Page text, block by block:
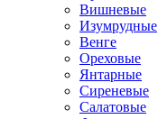
Вишневые
Изумрудные
Венге
Ореховые
Янтарные
Сиреневые
Салатовые